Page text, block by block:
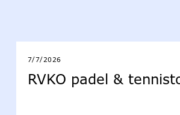
7/7/2026
RVKO padel &